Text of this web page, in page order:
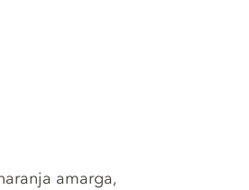
amarga,